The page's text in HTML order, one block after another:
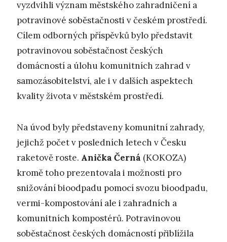
vyzdvihli význam městského zahradničení a
potravinové soběstačnosti v českém prostředí.
Cílem odborných příspěvků bylo představit
potravinovou soběstačnost českých
domácností a úlohu komunitních zahrad v
samozásobitelství, ale i v dalších aspektech
kvality života v městském prostředí.
Na úvod byly představeny komunitní zahrady,
jejichž počet v posledních letech v Česku
raketově roste. Anička Černá (KOKOZA)
kromě toho prezentovala i možnosti pro
snižování bioodpadu pomocí svozu bioodpadu,
vermi-kompostování ale i zahradních a
komunitních kompostérů. Potravinovou
soběstačnost českých domácností přiblížila